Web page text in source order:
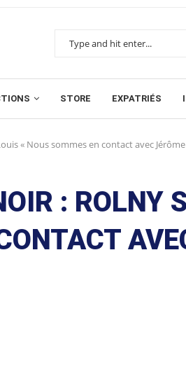
STORE EXPATRIÉS
« Nous sommes en contact avec
: ROLNY